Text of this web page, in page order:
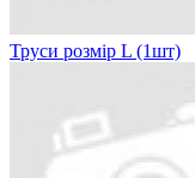
Труси розмір L (1шт)